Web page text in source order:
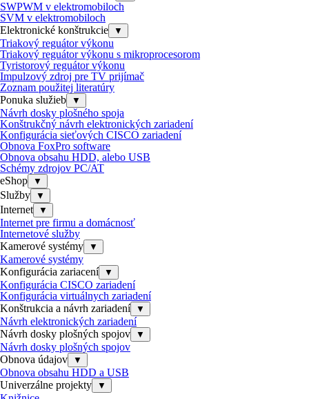
SWPWM v elektromobiloch
SVM v elektromobiloch
Elektronické konštrukcie
▼
Triakový reguátor výkonu
Triakový reguátor výkonu s mikroprocesorom
Tyristorový reguátor výkonu
Impulzový zdroj pre TV prijímač
Zoznam použitej literatúry
Ponuka služieb
▼
Návrh dosky plošného spoja
Konštrukčný návrh elektronických zariadení
Konfigurácia sieťových CISCO zariadení
Obnova FoxPro software
Obnova obsahu HDD, alebo USB
Schémy zdrojov PC/AT
eShop
▼
Služby ▼
Internet ▼
Internet pre firmu a domácnosť
Internetové služby
Kamerové systémy
▼
Kamerové systémy
Konfigurácia zariacení
▼
Konfigurácia CISCO zariadení
Konfigurácia virtuálnych zariadení
Konštrukcia a návrh zariadení
▼
Návrh elektronických zariadení
Návrh dosky plošných spojov
▼
Návrh dosky plošných spojov
Obnova údajov
▼
Obnova obsahu HDD a USB
Univerzálne projekty
▼